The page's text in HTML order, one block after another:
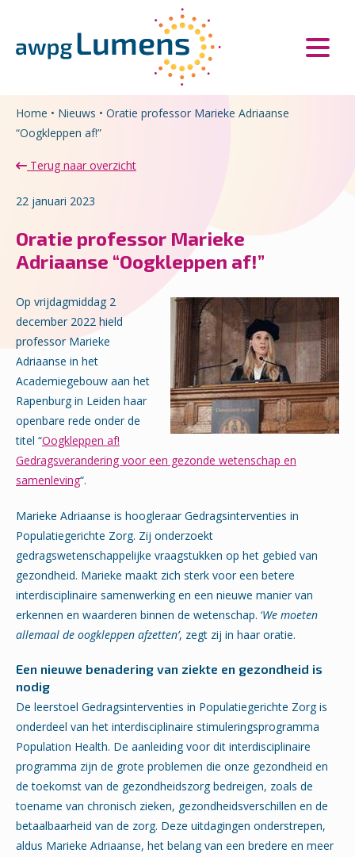
Home • Nieuws • Oratie professor Marieke Adriaanse
“Oogkleppen af!”
Terug naar overzicht
22 januari 2023
Oratie professor Marieke
Adriaanse “Oogkleppen af!”
Op vrijdagmiddag 2
december 2022 hield
professor Marieke
Adriaanse in het
Academiegebouw aan het
Rapenburg in Leiden haar
openbare rede onder de
titel “Oogkleppen af!
Gedragsverandering voor een gezonde wetenschap en
samenleving“.
Marieke Adriaanse is hoogleraar Gedragsinterventies in
Populatiegerichte Zorg. Zij onderzoekt
gedragswetenschappelijke vraagstukken op het gebied van
gezondheid. Marieke maakt zich sterk voor een betere
interdisciplinaire samenwerking en een nieuwe manier van
erkennen en waarderen binnen de wetenschap. ‘We moeten
allemaal de oogkleppen afzetten’, zegt zij in haar oratie.
Een nieuwe benadering van ziekte en gezondheid is
nodig
De leerstoel Gedragsinterventies in Populatiegerichte Zorg is
onderdeel van het interdisciplinaire stimuleringsprogramma
Population Health. De aanleiding voor dit interdisciplinaire
programma zijn de grote problemen die onze gezondheid en
de toekomst van de gezondheidszorg bedreigen, zoals de
toename van chronisch zieken, gezondheidsverschillen en de
betaalbaarheid van de zorg. Deze uitdagingen onderstrepen,
aldus Marieke Adriaanse, het belang van een bredere en meer